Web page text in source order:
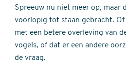
Spreeuw nu niet meer op, maar
voorlopig tot staan gebracht. Of
met een betere overleving van
vogels, of dat er een andere
de vraag.